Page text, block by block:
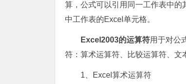
算，公式可以引用同一工作表中
中工作表的Excel单元格。
Excel2003的运算符用于对公
符：算术运算符、比较运算符、文
1、Excel算术运算符